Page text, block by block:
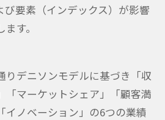
び要素（インデックス）が影響
す。
りデニソンモデルに基づき「収
「マーケットシェア」「顧客満
イノベーション」の6つの業績